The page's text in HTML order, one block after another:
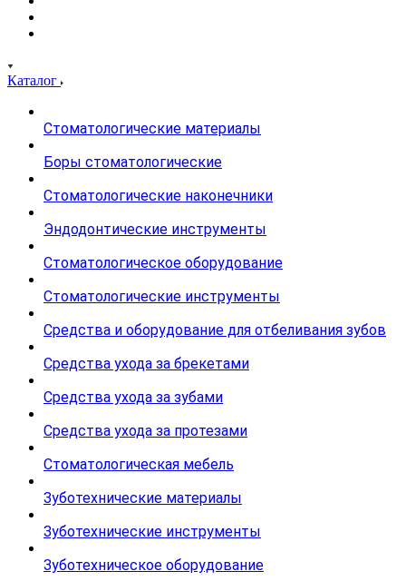
Каталог
Стоматологические материалы
Боры стоматологические
Стоматологические наконечники
Эндодонтические инструменты
Стоматологическое оборудование
Стоматологические инструменты
Средства и оборудование для отбеливания зубов
Средства ухода за брекетами
Средства ухода за зубами
Средства ухода за протезами
Стоматологическая мебель
Зуботехнические материалы
Зуботехнические инструменты
Зуботехническое оборудование